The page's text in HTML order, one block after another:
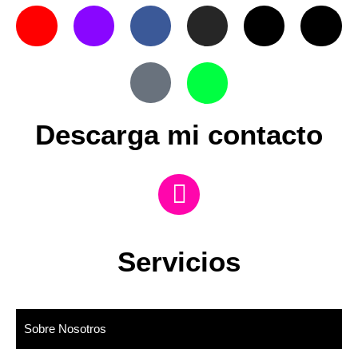
Descarga mi contacto
Servicios
Sobre Nosotros